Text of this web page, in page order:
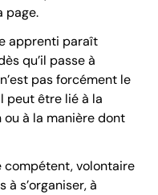
page.
apprenti paraît
qu’il passe à
pas forcément le
peut être lié à la
ou à la manière dont
compétent, volontaire
s’organiser, à